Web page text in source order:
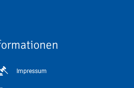
Impressum